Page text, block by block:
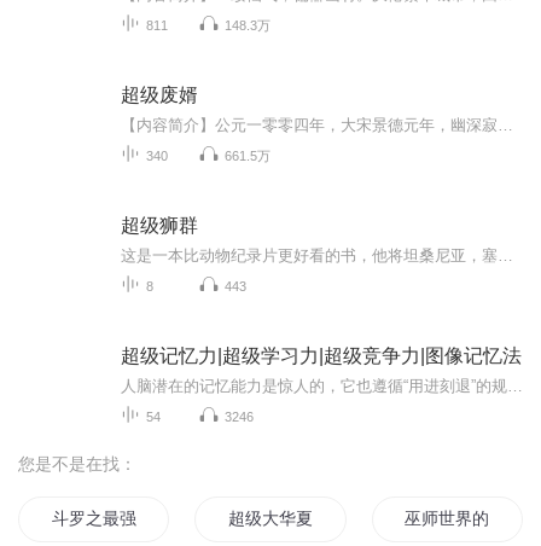
811 148.3万
超级废婿
340 661.5万
超级狮群
8 443
超级记忆力|超级学习力|超级竞争力|图像记忆法
54 3246
您是不是在找：
斗罗之最强神级系统 超级大华夏 巫师世界的练级